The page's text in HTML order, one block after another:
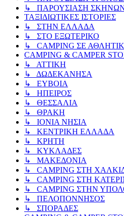
↳ ΠΑΡΟΥΣΙΑΣΗ
ΤΑΞΙΔΙΩΤΙΚΕΣ ΙΣΤΟΡΙΕΣ
↳ ΣΤΗΝ ΕΛΛΑΔΑ
↳ ΣΤΟ ΕΞΩΤΕΡΙΚΟ
↳ CAMPING ΣΕ
CAMPING & CAMPER
↳ ΑΤΤΙΚΗ
↳ ΔΩΔΕΚΑΝΗΣΑ
↳ ΕΥΒΟΙΑ
↳ ΗΠΕΙΡΟΣ
↳ ΘΕΣΣΑΛΙΑ
↳ ΘΡΑΚΗ
↳ ΙΟΝΙΑ ΝΗΣΙΑ
↳ ΚΕΝΤΡΙΚΗ ΕΛΛΑΔΑ
↳ ΚΡΗΤΗ
↳ ΚΥΚΛΑΔΕΣ
↳ ΜΑΚΕΔΟΝΙΑ
↳ CAMPING ΣΤΗ
↳ CAMPING ΣΤΗ
↳ CAMPING ΣΤΗΝ
↳ ΠΕΛΟΠΟΝΝΗΣΟΣ
↳ ΣΠΟΡΑΔΕΣ